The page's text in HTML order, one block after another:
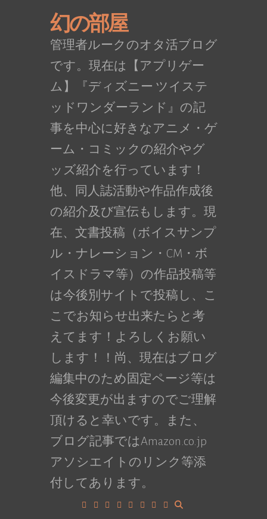
幻の部屋
管理者ルークのオタ活ブログ
です。現在は【アプリゲー
ム】『ディズニー ツイステ
ッドワンダーランド』の記
事を中心に好きなアニメ・ゲ
ーム・コミックの紹介やグ
ッズ紹介を行っています！
他、同人誌活動や作品作成後
の紹介及び宣伝もします。現
在、文書投稿（ボイスサンプ
ル・ナレーション・CM・ボ
イスドラマ等）の作品投稿等
は今後別サイトで投稿し、こ
こでお知らせ出来たらと考
えてます！よろしくお願い
します！！尚、現在はブログ
編集中のため固定ページ等は
今後変更が出ますのでご理解
頂けると幸いです。また、
ブログ記事ではAmazon.co.jp
アソシエイトのリンク等添
付してあります。